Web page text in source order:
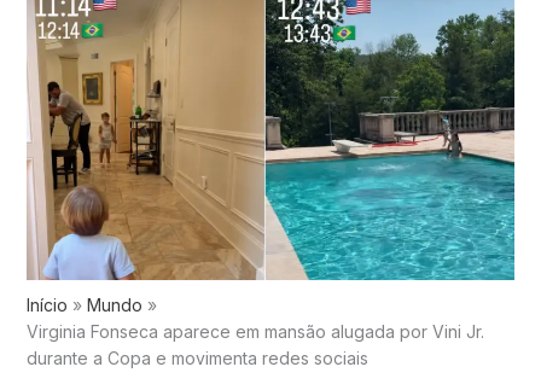
Início
Mundo
Virginia Fonseca aparece em mansão alugada por Vini Jr.
durante a Copa e movimenta redes sociais